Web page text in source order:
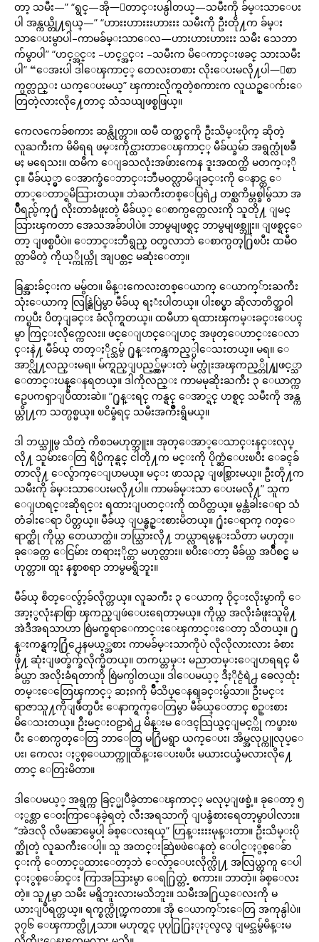
တာ့ သမီး—” “ရွင္—အို—ေတာင္းပန္ပါတယ္—သမီးကို ခ်မ္းသာေပး
ပါ အန္ကယ္တို႔ရယ္—” “ဟားးဟားးးဟားးး သမီးကို ဦးတို႔က ခ်မ္း
သာေပးမွာပါ–ကာမခ်မ္းသာေလ—ဟားဟားဟားးး သမီး သေဘာ
က်မွာပါ” “ဟင့္အင္း –ဟင့္အင္း –သမီးက မိေကာင္းဖခင္ သားသမီး
ပါ” “ေအးပါ ဒါေၾကာင့္ တေလးတစား လိုးေပးမလို႔ပါ—ေစာ
က္ပတ္လည္း ယက္ေပးမယ္” ၾကားလိုက္ရတဲ့စကားက လူယဥ္ေက်းေ
တြတဲ့လားလို႔ေတာင္ သံသယျဖစ္စဖြယ္။
ကေလကေခ်စကား ဆန္လိုက္တာ။ ထမီ ထက္ဆင္စကို ဦးသိမ္းပိုက္ ဆိုတဲ့
လူႀကီးက မိမိရရ ဖမ္းကိုင္ထားတာေၾကာင့္ မီခ်ယ္ခမ်ာ အရွက္လုံၿခဳံ
မႈ မရေသး။ ထမီက ေျခသလုံးအဖ်ားကေန ဒူးအထက္ထိ မတက္ႏို
င္။ မီခ်ယ့္မွာ ေအာက္ခံေဘာင္းဘီမဝတ္လာမိျခင္းကို ေနာင္တ ေ
တာ္ေတာ္ရမိသြားတယ္။ ဘဲႀကီးတစ္ေပြရဲ႕ တစ္ႀကိမ္တစ္ခါမွ်သာ အ
ပ်ိဳရည္ပ်က္႐ုံ လိုးတာခံဖူးတဲ့ မီခ်ယ့္ ေစာက္ပတ္ကေလးကို သူတို႔ ျမင္
သြားၾကတာ အေသအခ်ာပါပဲ။ ဘာမွမျဖစ္ရင္ ဘာမွမျဖစ္ဘူး။ ျဖစ္ရင္ေ
တာ့ ျဖစ္ၿပီပဲ။ ေဘာင္းဘီရွည္ ဝတ္မလာဘဲ ေစာက္ပတ္႐ြၿပီး ထမီဝ
တ္လာမိတဲ့ ကိုယ့္ကိုယ္ကို အျပစ္တင္ မဆုံးေတာ့။
ခြန္အားခ်င္းက မမွ်တ။ မိန္းကေလးတစ္ေယာက္ ေယာက္်ားႀကီး
သုံးေယာက္ လြန္ဆြဲပြဲမွာ မီခ်ယ္ ရႈံးပါတယ္။ ပါးစပ္မွာ ဆိုလာတိတ္အဝါ
ကပ္ၿပီး ပိတ္ျခင္း ခံလိုက္ရတယ္။ ထမီဟာ ရထားၾကမ္းခင္းေပၚ
မွာ ကြင္းလိုက္ကေလး။ ဖင္ေျပာင္ေျပာင္ အဖုတ္ေဟာင္းေလာ
င္းနဲ႔ မီခ်ယ္ တတ္ႏိုင္သမွ် ႐ုန္းကန္ၾကည့္ပါေသးတယ္။ မရ။ ေ
အာ္လို႔လည္းမရ။ မ်က္ရည္ျပည့္လွ်မ္းတဲ့ မ်က္လုံးအၾကည့္တို႔ျဖင့္သာ
ေတာင္းပန္ေနရတယ္။ ဒါကိုလည္း ကာမမုဆိုးႀကီး ၃ ေယာက္က
ဥေပကၡာျပဳထားဆဲ။ “႐ုန္းရင္ ကန္ရင္ ေအာ္ရင္ ဟစ္ရင္ သမီးကို အန္က
ယ္တို႔က သတ္ပစ္မယ္။ ၿငိမ္ခံရင္ သမီးအက်ိဳးရွိမယ္။
ဒါ ဘယ္သူမွ သိတဲ့ ကိစၥမဟုတ္ဘူး။ အုတ္ေအာ္ေသာင္းနင္းလုပ္
လို႔ သူမ်ားေတြ ရိပ္မိကုန္ရင္ ငါတို႔က မင္းကို ပိုက္ဆံေပးၿပီး ေခၚခ်
တာလို႔ ေလွ်ာက္ေျပာမယ္။ မင္း ဖာသည္မ ျဖစ္သြားမယ္။ ဦးတို႔က
သမီးကို ခ်မ္းသာေပးမလို႔ပါ။ ကာမခ်မ္းသာ ေပးမလို႔” သူက
ေျပာရင္းဆိုရင္း ရထားျပတင္းကို ထပိတ္တယ္။ မွန္တံခါးေရာ သံ
တံခါးေရာ ပိတ္တယ္။ မီခ်ယ္ ျပန္စဥ္းစားမိတယ္။ ႐ုံးေရာက္ ဂတ္ေ
ရာက္ဆို ကိုယ္က တေယာက္ထဲ။ ဘယ္သြားလို႔ ဘယ္လာရမွန္းသိတာ မဟုတ္။
ခုေခတ္က ေငြမ်ား တရားႏိုင္တာ မဟုတ္လား။ ၿပီးေတာ့ မီခ်ယ္က အပ်ိဳစင္မွ မ
ဟုတ္တာ။ ထူး နစ္နာစရာ ဘာမွမရွိဘူး။
မီခ်ယ္ စိတ္ေလွ်ာ့ခ်လိုက္တယ္။ လူႀကီး ၃ ေယာက္ ဝိုင္းလိုးမွာကို ေ
အာ့ႏွလုံးနာစြာ ၾကည္ျဖဴေပးရေတာ့မယ္။ ကိုယ္က အလိုးခံဖူးသူမို႔
အဲဒီအရသာဟာ စြဲမက္စရာေကာင္းေၾကာင္းေတာ့ သိတယ္။ ႐ု
န္းကန္ရွက္႐ြံ႕ေနမယ့္အစား ကာမခ်မ္းသာကိုပဲ လိုလိုလားလား ခံစား
ဖို႔ ဆုံးျဖတ္ခ်က္ခ်လိုက္မိတယ္။ တကယ္တမ္း မညာတမ္းေျပာရရင္ မီ
ခ်ယ္ဟာ အလိုးခံရတာကို စြဲမက္ပါတယ္။ ဒါေပမယ့္ ဒီႏိုင္ငံရဲ႕ ဓေလ့ထုံး
တမ္းေတြေၾကာင့္ ဆႏၵကို မ်ိဳသိပ္ေနရျခင္းမွ်သာ။ ဦးမင္း
ရာဇာသူ႔ကိုျဖဳတ္ၿပီး ေနာက္ရက္ေတြမွာ မီခ်ယ္ေတာင္ စဥ္းစား
မိေသးတယ္။ ဦးမင္းဝဠာရဲ႕ မိန္းမ ေဒၚသြယ္ဇင္ျမင့္ကို ကပ္ဖားၿ
ပီး ေစာက္ပတ္ေတြ ဘာေတြ မ႐ြံမရွာ ယက္ေပး၊ အိမ္အလုပ္ကူလုပ္ေ
ပး၊ ကေလး ႏွစ္ေယာက္ကူထိန္းေပးၿပီး မယားငယ္ခံမလားလို႔ေ
တာင္ ေတြးမိတာ။
ဒါေပမယ့္ အရွက္က ခြင့္မျပဳခဲ့တာေၾကာင့္ မလုပ္ျဖစ္ခဲ့။ ခုေတာ့ ၅
ႏွစ္တာ ေဝးကြာေနခဲ့ရတဲ့ လီးအရသာကို ျပန္ခံစားရေတာ့မွာပါလား။
“အဲဒလို လိမၼာမွေပါ့ ခ်စ္ေလးရယ္” ဟြန္းးးးမုန္းတာ။ ဦးသိမ္းပို
က္ဆိုတဲ့ လူႀကီးေပါ့။ သူ အတင္းဆြဲၿဖဲေနတဲ့ ေပါင္ႏွစ္ေခ်ာ
င္းကို ေတာင့္မထားေတာ့ဘဲ ေလ်ာ့ေပးလိုက္လို႔ အလြယ္တကူ ေပါ
င္ႏွစ္ေခ်ာင္း ကြာအသြားမွာ ေရ႐ြတ္တဲ့ စကား။ ဘာတဲ့။ ခ်စ္ေလး
တဲ့။ သူ႔မွာ သမီး မရွိဘူးလားမသိဘူး။ သမီးအ႐ြယ္ေလးကို မ
ယားျပဳရက္တယ္။ ရက္စက္လိုက္ၾကတာ။ အို ေယာက္်ားေတြ အကုန္ပါပဲ။
၃၇၆ ေၾကာက္လို႔သာ။ မဟုတ္ရင္ ပုပု႐ြ႐ြႏုႏုလွလွ ျမင္သမွ်မိန္းမ